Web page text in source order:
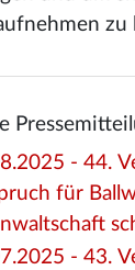
zu
- 44.
für
- 43.